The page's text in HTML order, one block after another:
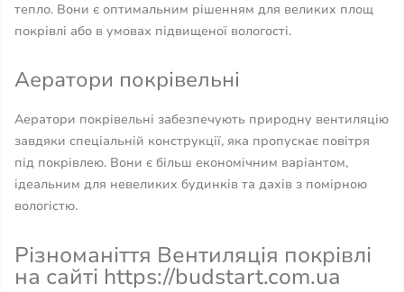
тепло. Вони є оптимальним рішенням для великих площ
покрівлі або в умовах підвищеної вологості.
Аератори покрівельні
Аератори покрівельні забезпечують природну вентиляцію
завдяки спеціальній конструкції, яка пропускає повітря
під покрівлею. Вони є більш економічним варіантом,
ідеальним для невеликих будинків та дахів з помірною
вологістю.
Різноманіття Вентиляція покрівлі
на сайті https://budstart.com.ua